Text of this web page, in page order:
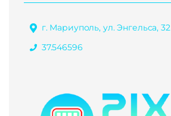
г. Мариуполь, ул. Энгельса, 32
37.546596